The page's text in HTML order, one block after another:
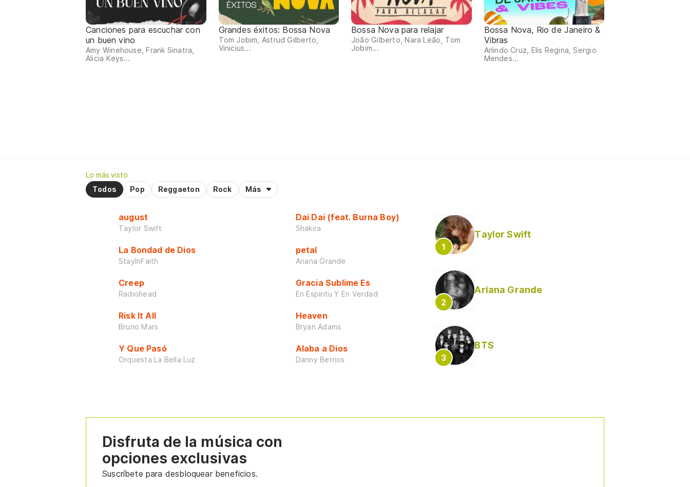
Canciones para escuchar con
un buen vino
Amy Winehouse, Frank Sinatra,
Alicia Keys...
Grandes éxitos: Bossa Nova
Tom Jobim, Astrud Gilberto,
Vinicius...
Bossa Nova para relajar
João Gilberto, Nara Leão, Tom
Jobim...
Bossa Nova, Rio de Janeiro &
Vibras
Arlindo Cruz, Elis Regina, Sergio
Mendes...
Lo más visto
Todos
Pop Reggaeton Rock Más
august
Taylor Swift
La Bondad de Dios
StayInFaith
Creep
Radiohead
Risk It All
Bruno Mars
Y Que Pasó
Orquesta La Bella Luz
Dai Dai (feat. Burna Boy)
Shakira
petal
Ariana Grande
Gracia Sublime Es
En Espiritu Y En Verdad
Heaven
Bryan Adams
Alaba a Dios
Danny Berrios
Taylor Swift
Ariana Grande
BTS
Disfruta de la música con
opciones exclusivas
Suscríbete para desbloquear beneficios.